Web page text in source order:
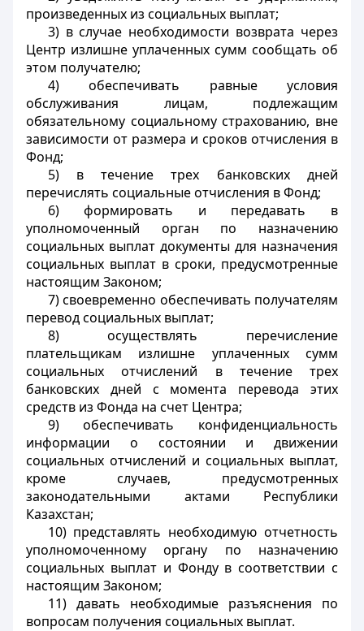
произведенных из социальных выплат;
3) в случае необходимости возврата через
Центр излишне уплаченных сумм сообщать об
этом получателю;
4) обеспечивать равные условия
обслуживания лицам, подлежащим
обязательному социальному страхованию, вне
зависимости от размера и сроков отчисления в
Фонд;
5) в течение трех банковских дней
перечислять социальные отчисления в Фонд;
6) формировать и передавать в
уполномоченный орган по назначению
социальных выплат документы для назначения
социальных выплат в сроки, предусмотренные
настоящим Законом;
7) своевременно обеспечивать получателям
перевод социальных выплат;
8) осуществлять перечисление
плательщикам излишне уплаченных сумм
социальных отчислений в течение трех
банковских дней с момента перевода этих
средств из Фонда на счет Центра;
9) обеспечивать конфиденциальность
информации о состоянии и движении
социальных отчислений и социальных выплат,
кроме случаев, предусмотренных
законодательными актами Республики
Казахстан;
10) представлять необходимую отчетность
уполномоченному органу по назначению
социальных выплат и Фонду в соответствии с
настоящим Законом;
11) давать необходимые разъяснения по
вопросам получения социальных выплат.